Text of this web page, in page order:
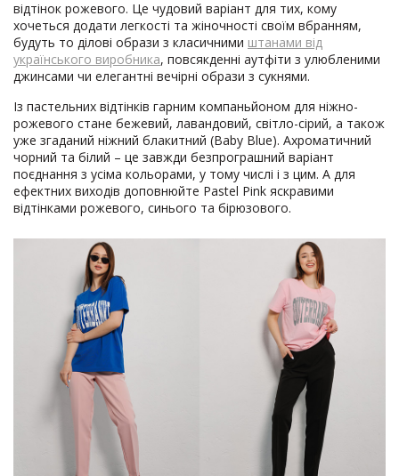
відтінок рожевого. Це чудовий варіант для тих, кому
хочеться додати легкості та жіночності своїм вбранням,
будуть то ділові образи з класичними штанами від
українського виробника, повсякденні аутфіти з улюбленими
джинсами чи елегантні вечірні образи з сукнями.
Із пастельних відтінків гарним компаньйоном для ніжно-
рожевого стане бежевий, лавандовий, світло-сірий, а також
уже згаданий ніжний блакитний (Baby Blue). Ахроматичний
чорний та білий – це завжди безпрограшний варіант
поєднання з усіма кольорами, у тому числі і з цим. А для
ефектних виходів доповнюйте Pastel Pink яскравими
відтінками рожевого, синього та бірюзового.